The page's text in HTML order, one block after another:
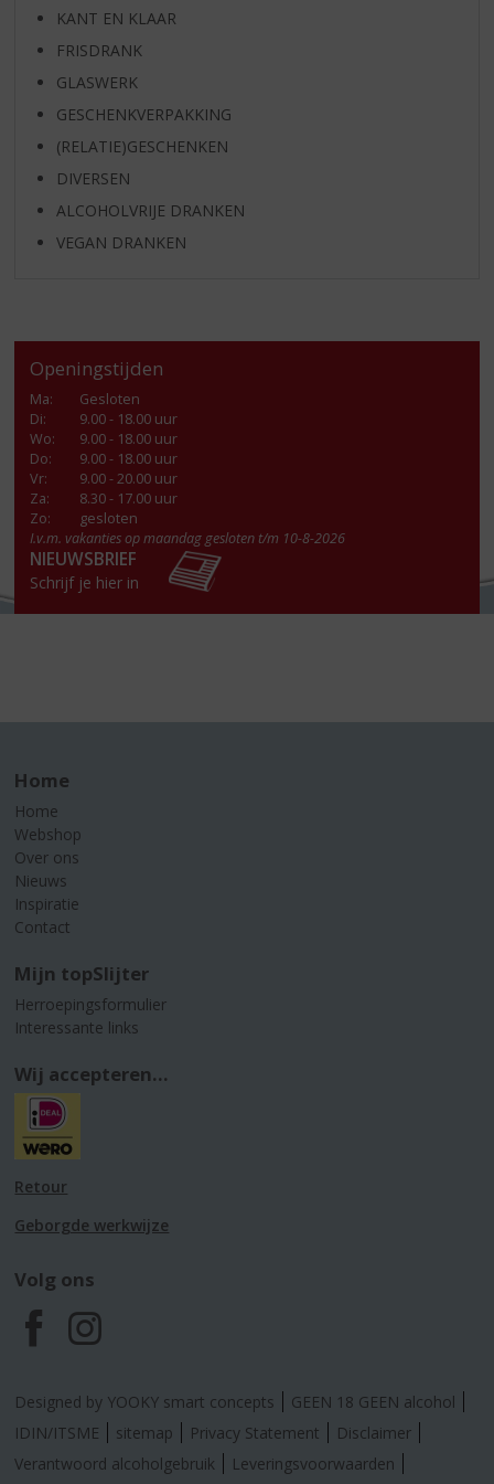
KANT EN KLAAR
FRISDRANK
GLASWERK
GESCHENKVERPAKKING
(RELATIE)GESCHENKEN
DIVERSEN
ALCOHOLVRIJE DRANKEN
VEGAN DRANKEN
Openingstijden
Ma:
Gesloten
Di:
9.00 - 18.00 uur
Wo:
9.00 - 18.00 uur
Do:
9.00 - 18.00 uur
Vr:
9.00 - 20.00 uur
Za:
8.30 - 17.00 uur
Zo:
gesloten
I.v.m. vakanties op maandag gesloten t/m 10-8-2026
NIEUWSBRIEF
Schrijf je hier in
Home
Home
Webshop
Over ons
Nieuws
Inspiratie
Contact
Mijn topSlijter
Herroepingsformulier
Interessante links
Wij accepteren...
Retour
Geborgde werkwijze
Volg ons
F
a
c
I
n
s
Designed by YOOKY smart concepts
GEEN 18 GEEN alcohol
IDIN/ITSME
sitemap Privacy Statement
Disclaimer
Verantwoord alcoholgebruik
Leveringsvoorwaarden